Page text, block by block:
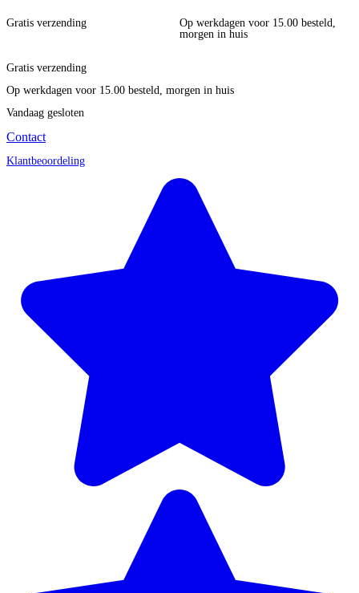
Gratis verzending
Op werkdagen voor 15.00 besteld,
morgen in huis
Gratis verzending
Op werkdagen voor 15.00 besteld, morgen in huis
Vandaag gesloten
Contact
Klantbeoordeling